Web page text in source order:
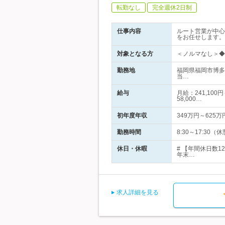
転勤なし 完全週休2日制
仕事内容
ルート営業が中
をお任せします。
対象となる方 ＜ノルマなし＞
勤務地
福岡県福岡市博
当…
給与
月給：241,100
58,000…
初年度年収 349万円～625万
勤務時間 8:30～17:30（休
休日・休暇
# 【年間休日数
年末…
求人詳細を見る